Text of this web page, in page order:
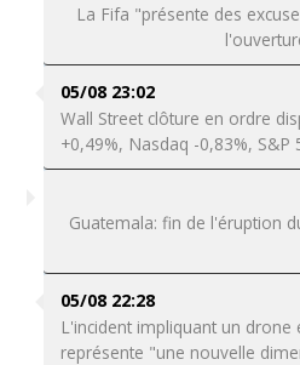
La Fifa "présente des
05/08 23:02
Wall Street clôture en ordre
+0,49%, Nasdaq -0,83%, S&P
Guatemala: fin de l'éruption
05/08 22:28
L'incident impliquant un drone
représente "une nouvelle